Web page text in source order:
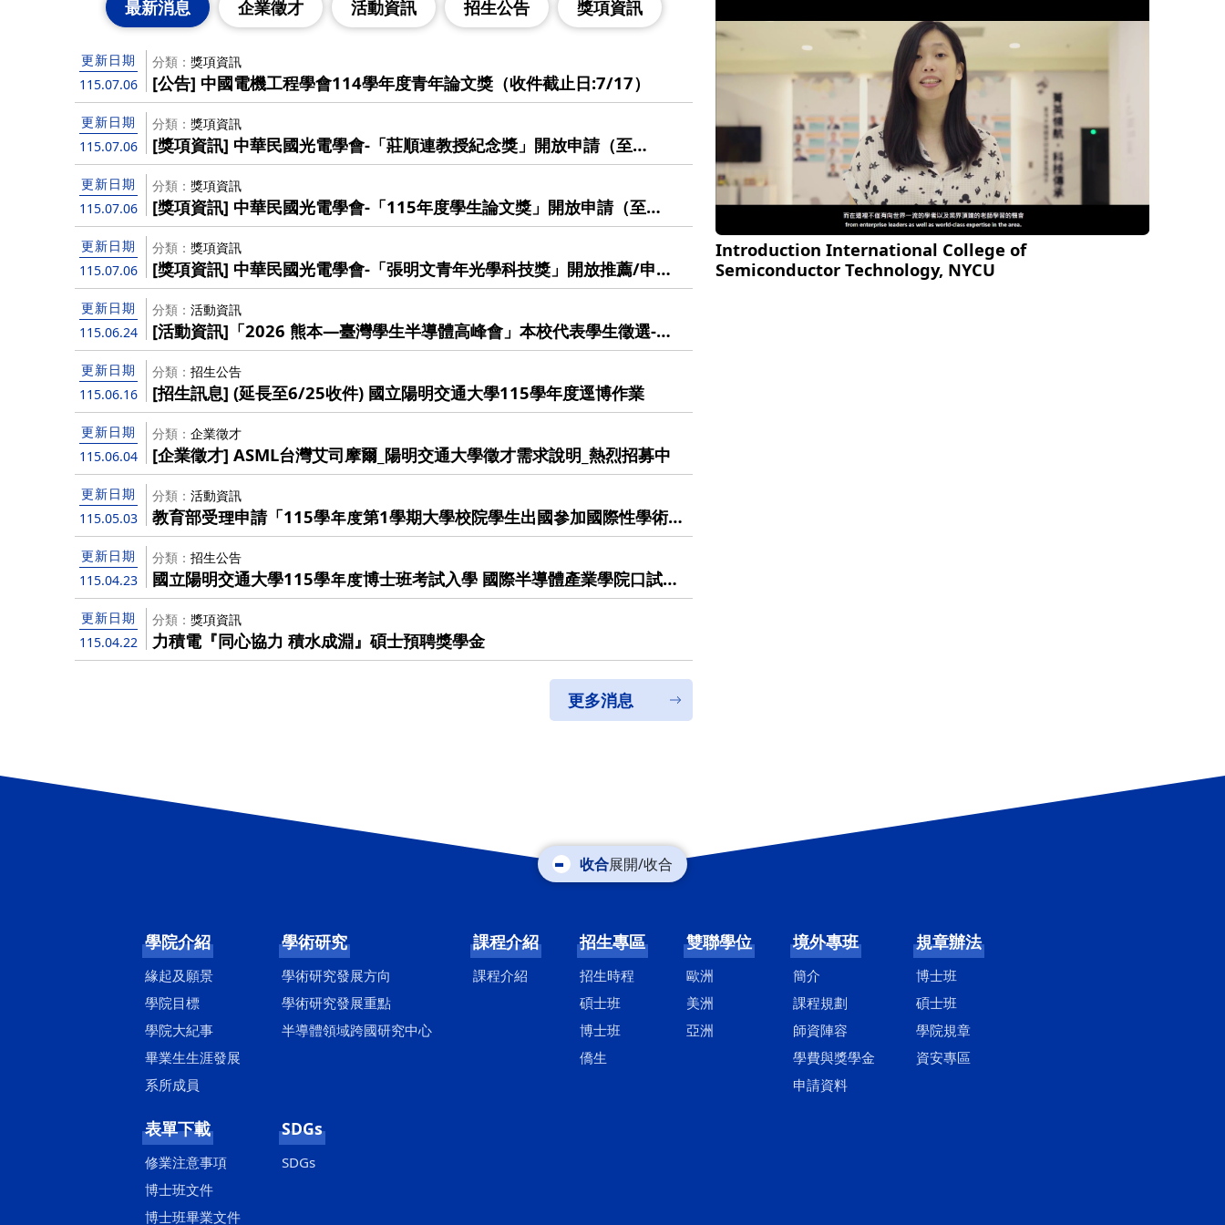
最新消息 企業徵才 活動資訊 招生公告 獎項資訊
更新日期
115.07.06
分類 獎項資訊
[公告] 中國電機工程學會114學年度青年論文獎（收件截止日:7/17）
更新日期
115.07.06
分類 獎項資訊
[獎項資訊] 中華民國光電學會-「莊順連教授紀念獎」開放申請（至
115/8/15截止），歡迎優秀博士生踴躍報名！
更新日期
115.07.06
分類 獎項資訊
[獎項資訊] 中華民國光電學會-「115年度學生論文獎」開放申請（至
115/8/15截止），歡迎踴躍報名！
更新日期
115.07.06
分類 獎項資訊
[獎項資訊] 中華民國光電學會-「張明文青年光學科技獎」開放推薦/申請
（至115/7/31截止），歡迎踴躍競逐！
更新日期
115.06.24
分類 活動資訊
[活動資訊]「2026 熊本—臺灣學生半導體高峰會」本校代表學生徵選-學
院收件截止日提前至6/24 (三)!
更新日期
115.06.16
分類 招生公告
[招生訊息] (延長至6/25收件) 國立陽明交通大學115學年度逕博作業
更新日期
115.06.04
分類 企業徵才
[企業徵才] ASML台灣艾司摩爾_陽明交通大學徵才需求說明_熱烈招募中
更新日期
115.05.03
分類 活動資訊
教育部受理申請「115學年度第1學期大學校院學生出國參加國際性學術
技藝能競賽」經費補助，有意申請者請於115年5月12日(二)前提供推薦申
請資料送至院辦The Ministry of Education has informed you that
it is accepting applications for funding subsidies for "university
students to go abroad to participate in international academic
skills competitions". Interested applicants are requested to
provide recommended application materials to ICST Office
before May 12, 2026 .
更新日期
115.04.23
分類 招生公告
國立陽明交通大學115學年度博士班考試入學 國際半導體產業學院口試須
知暨初試合格名單
更新日期
115.04.22
分類 獎項資訊
力積電『同心協力 積水成淵』碩士預聘獎學金
更多消息
Introduction International College of
Semiconductor Technology, NYCU
展開/收合
學院介紹
緣起及願景
學院目標
學院大紀事
畢業生生涯發展
系所成員
學術研究
學術研究發展方向
學術研究發展重點
半導體領域跨國研究中心
課程介紹
課程介紹
招生專區
招生時程
碩士班
博士班
僑生
雙聯學位
歐洲
美洲
亞洲
境外專班
簡介
課程規劃
師資陣容
學費與獎學金
申請資料
規章辦法
博士班
碩士班
學院規章
資安專區
表單下載
修業注意事項
博士班文件
博士班畢業文件
SDGs
SDGs